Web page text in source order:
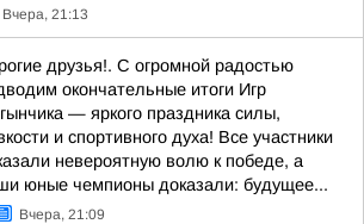
Вчера, 21:13
друзья!. С огромной радостью
окончательные итоги Игр
— яркого праздника силы,
и спортивного духа! Все участники
невероятную волю к победе, а
юные чемпионы доказали: будущее...
Вчера, 21:09